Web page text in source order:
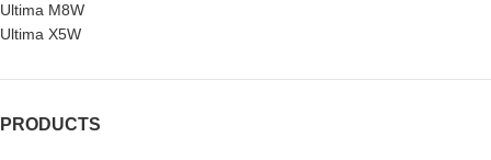
Ultima M8W
Ultima X5W
PRODUCTS